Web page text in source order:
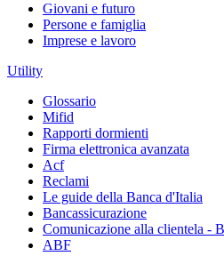
Giovani e futuro
Persone e famiglia
Imprese e lavoro
Utility
Glossario
Mifid
Rapporti dormienti
Firma elettronica avanzata
Acf
Reclami
Le guide della Banca d'Italia
Bancassicurazione
Comunicazione alla clientela -
ABF